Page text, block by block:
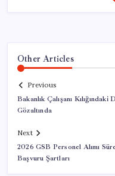
Other Articles
Previous
Bakanlık Çalışanı
Gözaltında
Next
2026 GSB Personel Alımı
Başvuru Şartları